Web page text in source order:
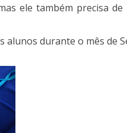
ele também precisa de
alunos durante o mês de